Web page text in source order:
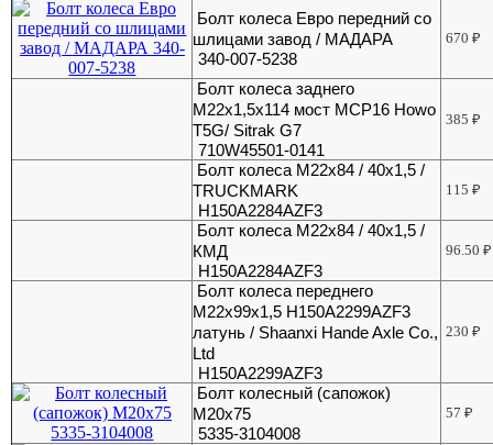
Болт колеса Евро передний со
шлицами завод / МАДАРА
340-007-5238
670₽
Болт колеса заднего
М22х1,5х114 мост MCP16 Howo
T5G/ Sitrak G7
710W45501-0141
385₽
Болт колеса М22х84 / 40х1,5 /
TRUCKMARK
H150A2284AZF3
115₽
Болт колеса М22х84 / 40х1,5 /
КМД
H150A2284AZF3
96.50₽
Болт колеса переднего
М22х99х1,5 H150A2299AZF3
латунь / Shaanxi Hande Axle Co.,
Ltd
H150A2299AZF3
230₽
Болт колесный (сапожок)
М20х75
5335-3104008
57₽